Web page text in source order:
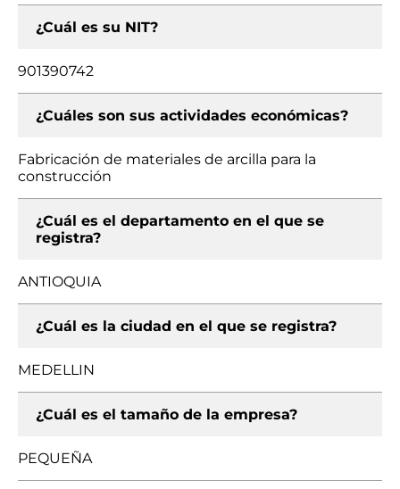
¿Cuál es su NIT?
901390742
¿Cuáles son sus actividades económicas?
Fabricación de materiales de arcilla para la
construcción
¿Cuál es el departamento en el que se
registra?
ANTIOQUIA
¿Cuál es la ciudad en el que se registra?
MEDELLIN
¿Cuál es el tamaño de la empresa?
PEQUEÑA